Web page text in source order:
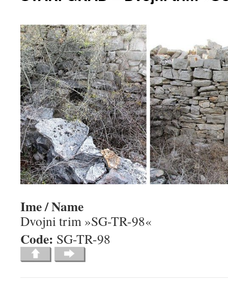
Ime / Name
Dvojni trim »SG-TR-98«
Code: SG-TR-